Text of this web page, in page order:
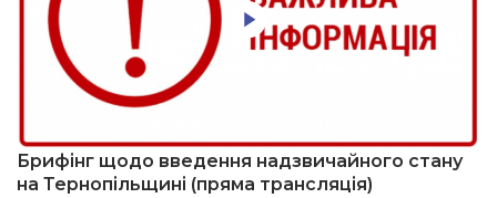
Брифінг щодо введення надзвичайного стану
на Тернопільщині (пряма трансляція)